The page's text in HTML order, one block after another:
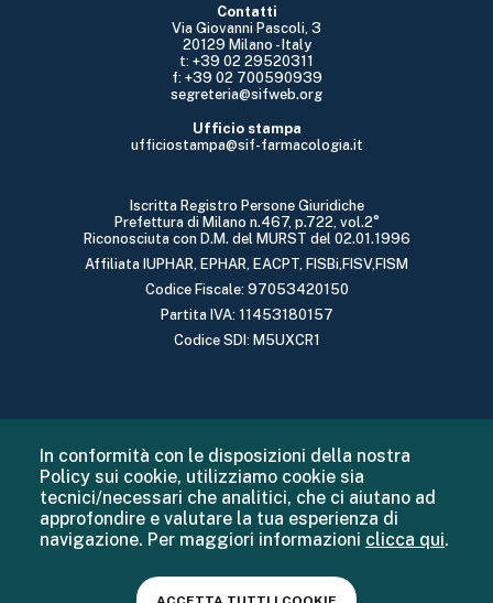
Contatti
Via Giovanni Pascoli, 3
20129 Milano - Italy
t: +39 02 29520311
f: +39 02 700590939
segreteria@sifweb.org
Ufficio stampa
ufficiostampa@sif-farmacologia.it
Iscritta Registro Persone Giuridiche
Prefettura di Milano n.467, p.722, vol.2°
Riconosciuta con D.M. del MURST del 02.01.1996
Affiliata IUPHAR, EPHAR, EACPT, FISBi,FISV,FISM
Codice Fiscale: 97053420150
Partita IVA: 11453180157
Codice SDI: M5UXCR1
In conformità con le disposizioni della nostra
Policy sui cookie, utilizziamo cookie sia
tecnici/necessari che analitici, che ci aiutano ad
approfondire e valutare la tua esperienza di
navigazione. Per maggiori informazioni clicca qui.